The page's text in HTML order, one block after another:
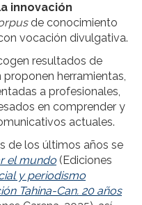
innovación
de conocimiento
vocación divulgativa.
resultados de
herramientas,
a profesionales,
en comprender y
actuales.
de los últimos años se
el mundo (Ediciones
y periodismo
Tahina-Can. 20 años